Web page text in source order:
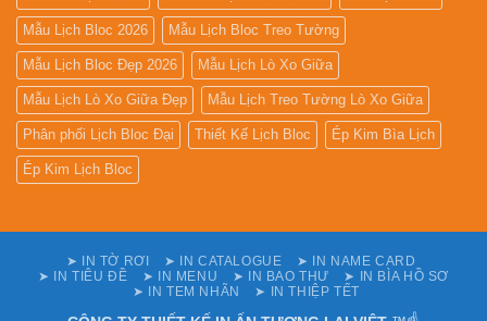
Mẫu Lịch Bloc 2026 Mẫu Lịch Bloc Treo Tường
Mẫu Lịch Bloc Đẹp 2026 Mẫu Lịch Lò Xo Giữa
Mẫu Lịch Lò Xo Giữa Đẹp Mẫu Lịch Treo Tường Lò Xo Giữa
Phân phối Lịch Bloc Đại Thiết Kế Lịch Bloc Ép Kim Bìa Lịch
Ép Kim Lịch Bloc
➤ IN TỜ RƠI ➤ IN CATALOGUE
➤ IN NAME CARD
➤ IN TIÊU ĐỀ
➤ IN MENU ➤ IN BAO THƯ
➤ IN BÌA HỒ SƠ
➤ IN TEM NHÃN
➤ IN THIỆP TẾT